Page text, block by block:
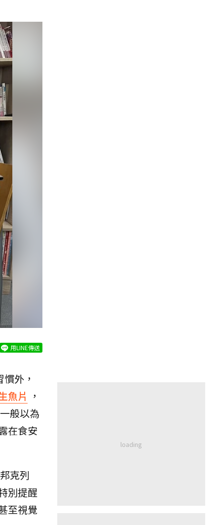
用LINE傳送
外，
魚片 ，
般以為
在食安
克列
別提醒
至視覺